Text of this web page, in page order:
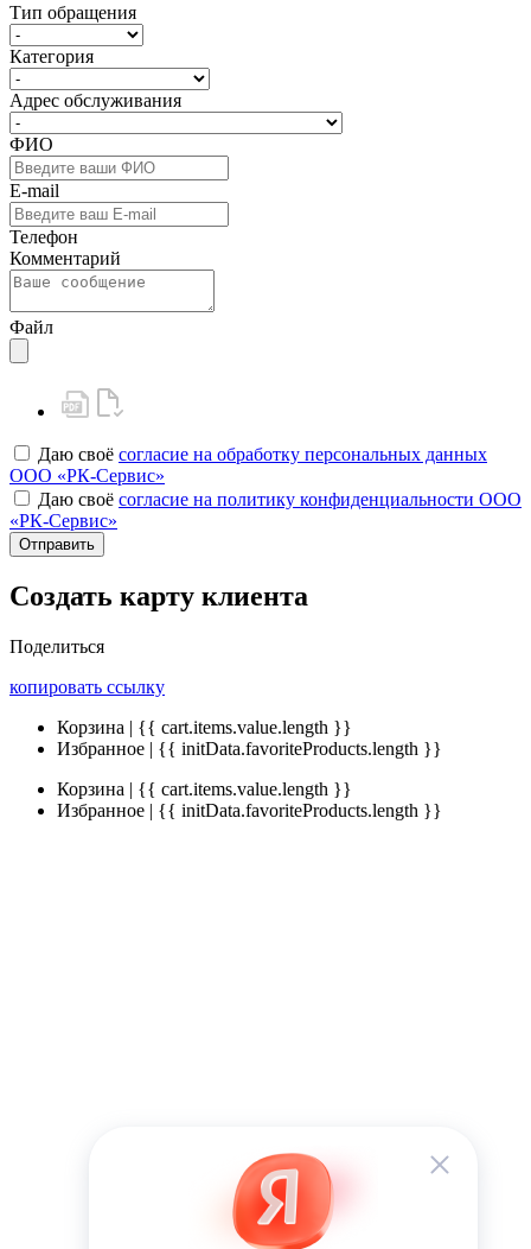
Тип обращения
Категория
Адрес обслуживания
ФИО
E-mail
Телефон
Комментарий
Файл
Даю своё согласие на обработку персональных данных
ООО «РК-Сервис»
Даю своё согласие на политику конфиденциальности ООО
«РК-Сервис»
Отправить
Создать карту клиента
Поделиться
копировать ссылку
Корзина | {{ cart.items.value.length }}
Избранное | {{ initData.favoriteProducts.length }}
Корзина | {{ cart.items.value.length }}
Избранное | {{ initData.favoriteProducts.length }}